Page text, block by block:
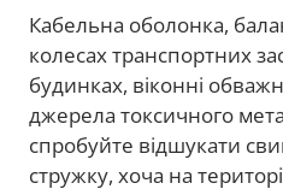
Кабельна оболонка,
колесах транспортних
будинках, віконні
джерела токсичного
спробуйте відшукати
стружку, хоча на